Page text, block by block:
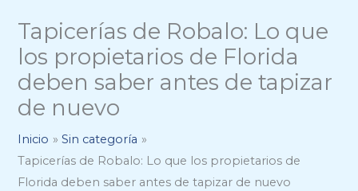
Tapicerías de Robalo: Lo que
los propietarios de Florida
deben saber antes de tapizar
de nuevo
Inicio
Sin categoría
Tapicerías de Robalo: Lo que los propietarios de
Florida deben saber antes de tapizar de nuevo